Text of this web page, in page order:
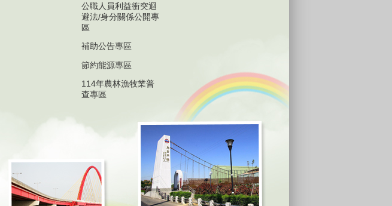
公職人員利益衝突迴
避法/身分關係公開專
區
補助公告專區
節約能源專區
114年農林漁牧業普
查專區